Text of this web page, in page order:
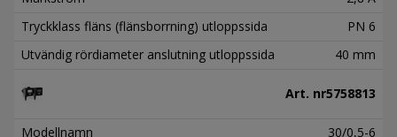
Tryckklass fläns (flänsborrning) utloppssida
PN 6
Utvändig rördiameter anslutning utloppssida
40 mm
Art. nr5758813
Modellnamn
30/0,5-6